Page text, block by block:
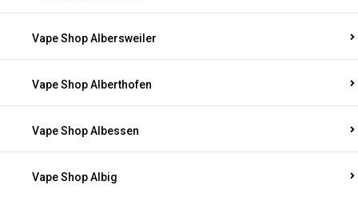
Vape Shop Albersweiler
Vape Shop Alberthofen
Vape Shop Albessen
Vape Shop Albig